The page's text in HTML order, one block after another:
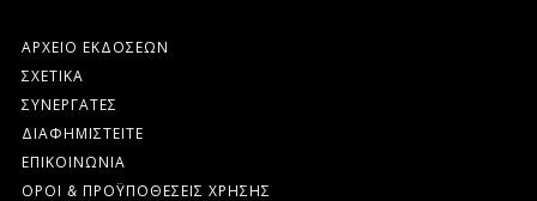
ΑΡΧΕΙΟ ΕΚΔΟΣΕΩΝ
ΣΧΕΤΙΚΑ
ΣΥΝΕΡΓΑΤΕΣ
ΔΙΑΦΗΜΙΣΤΕΙΤΕ
ΕΠΙΚΟΙΝΩΝΙΑ
ΟΡΟΙ & ΠΡΟΫΠΟΘΕΣΕΙΣ ΧΡΗΣΗΣ